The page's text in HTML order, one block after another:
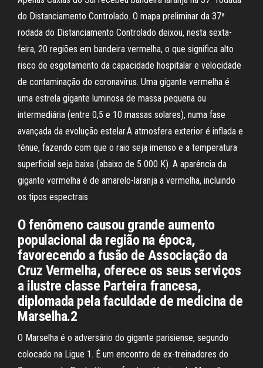
do Distanciamento Controlado. O mapa preliminar da 37ª
rodada do Distanciamento Controlado deixou, nesta sexta-
feira, 20 regiões em bandeira vermelha, o que significa alto
risco de esgotamento da capacidade hospitalar e velocidade
de contaminação do coronavírus. Uma gigante vermelha é
uma estrela gigante luminosa de massa pequena ou
intermediária (entre 0,5 e 10 massas solares), numa fase
avançada da evolução estelar.A atmosfera exterior é inflada e
tênue, fazendo com que o raio seja imenso e a temperatura
superficial seja baixa (abaixo de 5 000 K). A aparência da
gigante vermelha é de amarelo-laranja a vermelha, incluindo
os tipos espectrais
O fenômeno causou grande aumento
populacional da região na época,
favorecendo a fusão de Associação da
Cruz Vermelha, oferece os seus serviços
a ilustre classe Parteira francesa,
diplomada pela faculdade de medicina de
Marselha.2
O Marselha é o adversário do gigante parisiense, segundo
colocado na Ligue 1. É um encontro de ex-treinadores do